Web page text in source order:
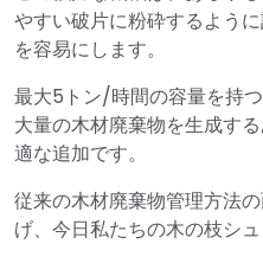
やすい破片に粉砕するよう
を容易にします。
最大5トン/時間の容量を持
大量の木材廃棄物を生成す
適な追加です。
従来の木材廃棄物管理方法
げ、今日私たちの木の枝シ